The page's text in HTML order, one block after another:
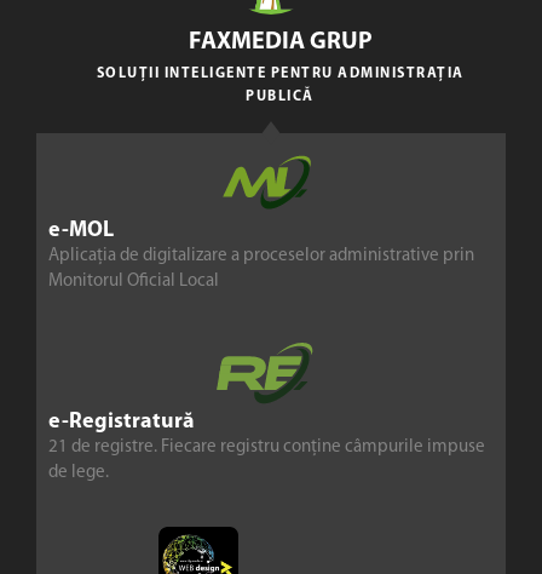
e-MOL
Aplicația de digitalizare a proceselor administrative prin
Monitorul Oficial Local
e-Registratură
21 de registre. Fiecare registru conține câmpurile impuse
de lege.
FAXMEDIA GRUP
SOLUȚII INTELIGENTE PENTRU ADMINISTRAȚIA
PUBLICĂ